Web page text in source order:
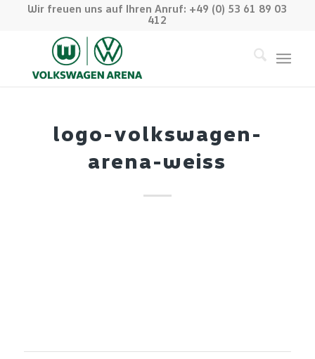
Wir freuen uns auf Ihren Anruf: +49 (0) 53 61 89 03
412
logo-volkswagen-
arena-weiss